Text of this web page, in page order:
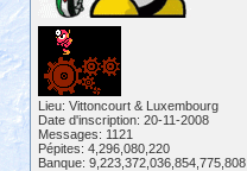
Lieu: Vittoncourt & Luxembourg
Date d'inscription: 20-11-2008
Messages: 1121
Pépites: 4,296,080,220
Banque: 9,223,372,036,854,775,808